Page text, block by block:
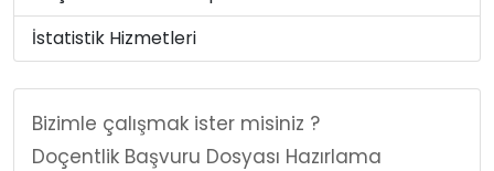
İstatistik Hizmetleri
Bizimle çalışmak ister misiniz ?
Doçentlik Başvuru Dosyası Hazırlama